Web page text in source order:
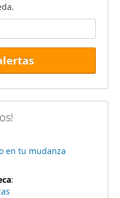
en tu mudanza
: